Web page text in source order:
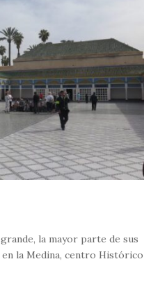
la mayor parte de sus
la Medina, centro Histórico